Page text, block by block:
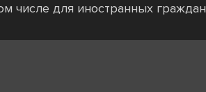
числе для иностранных граждан